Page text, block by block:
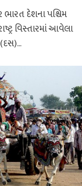
ભારત દેશના પશ્ચિમ
વિસ્તારમાં આવેલા